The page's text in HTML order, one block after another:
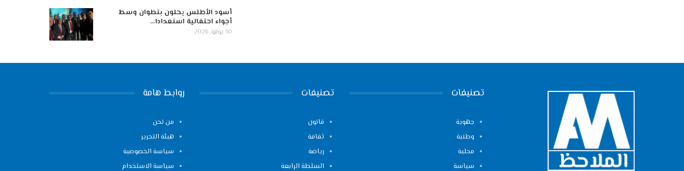
أسود الأطلس يحلون بتطوان وسط
أجواء احتفالية استعدادا…
30 يوليو, 2026
تصنيفات
جهوية
وطنية
محلية
سياسة
تصنيفات
قانون
ثقافة
رياضة
السلطة الرابعة
روابط هامة
من نحن
هيئة التحرير
سياسة الخصوصية
سياسة الاستخدام